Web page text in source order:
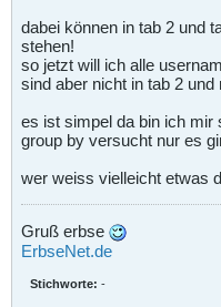
dabei können in tab 2 und
stehen!
so jetzt will ich alle
sind aber nicht in tab 2 und
es ist simpel da bin ich mir
group by versucht nur es
wer weiss vielleicht etwas
Gruß erbse
ErbseNet.de
Stichworte: -